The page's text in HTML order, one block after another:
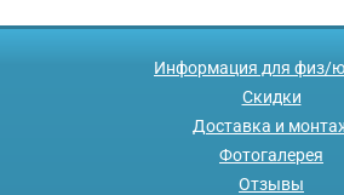
Информация для физ/
Скидки
Доставка и
Фотогалерея
Отзывы